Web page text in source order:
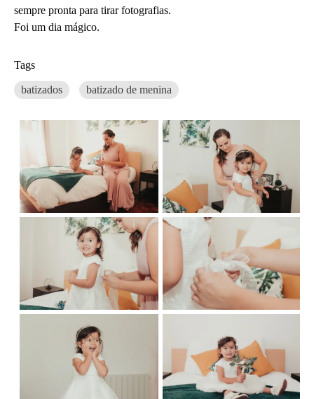
sempre pronta para tirar fotografias.
Foi um dia mágico.
Tags
batizados batizado de menina